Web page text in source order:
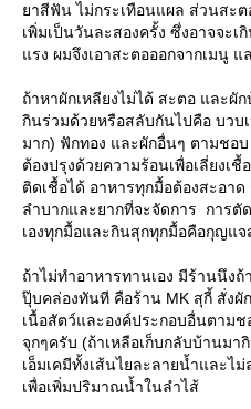
าสีฟัน ไม่กระเทือนแผล ส่วนสะต
เพิ่มเป็นวันละสองครั้ง ซึ่งอาจจะ
รง ผมจึงเอาสะตอออกจากเมนู แ
ถ้าหาผักเหลียงไม่ได้ สะตอ และผั
กินร่วมด้วยหรือสลับกันไปคือ บวบ
มาก) ฟักทอง และผักอื่นๆ ตามชอ
ต้องปรุงด้วยความร้อนเพื่อเลี่ยงเ
ติดเชื้อได้ อาหารทุกมื้อต้องสะอาด
ลำบากและยากที่จะจัดการ การ
เองทุกมื้อและกินสุกทุกมื้อคือกุญแ
ถ้าไม่ทำอาหารทานเอง มีร้านนึง
ปุ๊บคล่องทันที คือร้าน MK สุกี้ สั่ง
เนื้อสัตว์และองค์ประกอบอื่นตาม
จุกๆครับ (ถ้าเหลือเก็บกลับบ้านมา
เอ็มเคมีทั้งเส้นไยละลายน้ำและ
เพื่อเพิ่มปริมาณน้ำในลำไส้